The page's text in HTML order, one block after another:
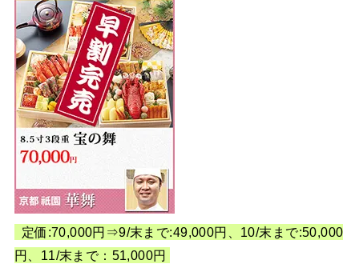
定価:70,000円⇒9/末まで:49,000円、10/末まで:50,000
円、11/末まで：51,000円